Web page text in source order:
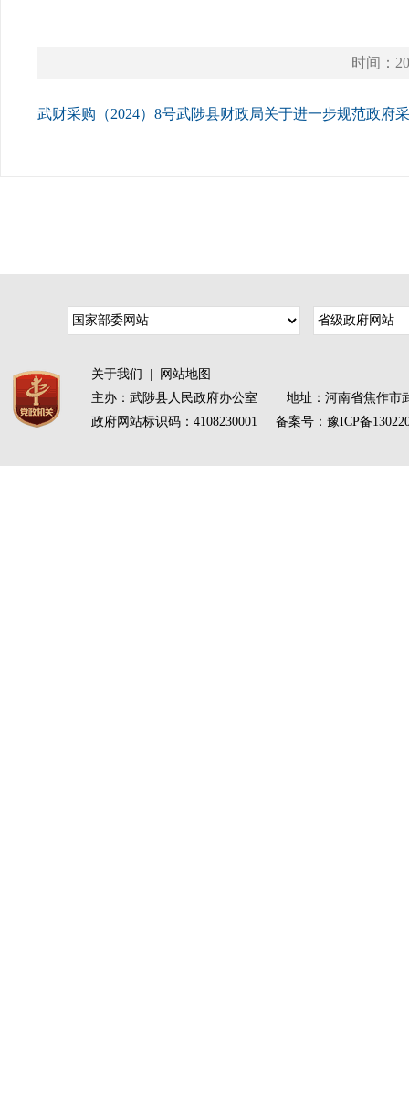
时间：
武财采购（2024）8号武陟县财政局关于进一步规范政府
关于我们
网站地图
主办：武陟县人民政府办公室 地址：河南省焦作市
政府网站标识码：4108230001 备案号： 豫ICP备